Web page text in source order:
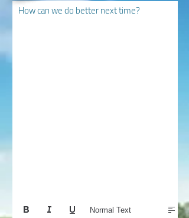
How can we do better next time?
Normal Text